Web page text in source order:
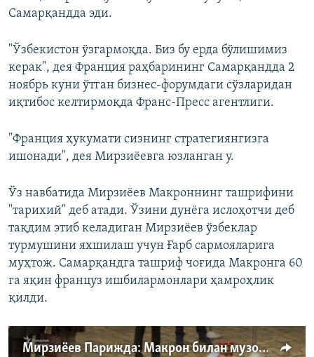
Самарқандда эди.
"Ўзбекистон ўзгармоқда. Биз бу ерда бўлишимиз
керак", дея Франция раҳбарининг Самарқандда 2
ноябрь куни ўтган бизнес-форумдаги сўзларидан
иқтибос келтирмоқда Франс-Пресс агентлиги.
"Франция ҳукумати сизнинг стратегиянгизга
ишонади", дея Мирзиёевга юзланган у.
Ўз навбатида Мирзиёев Макроннинг ташрифини
"тарихий" деб атади. Ўзини дунёга ислоҳотчи деб
тақдим этиб келадиган Мирзиёев ўзбеклар
турмушини яхшилаш учун Ғарб сармояларига
муҳтож. Самарқандга ташриф чоғида Макронга 60
га яқин француз ишбилармонлари ҳамроҳлик
қилди.
Мирзиёев Парижда: Макрон билан музокаралар ва Луврга ташриф